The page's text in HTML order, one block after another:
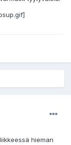
hieman